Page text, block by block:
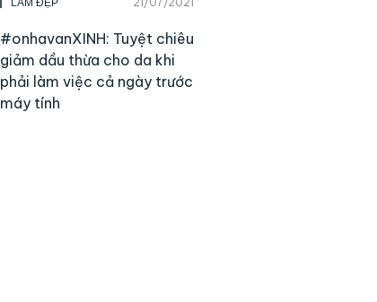
#onhavanXINH: Tuyệt chiêu
giảm dầu thừa cho da khi
phải làm việc cả ngày trước
máy tính